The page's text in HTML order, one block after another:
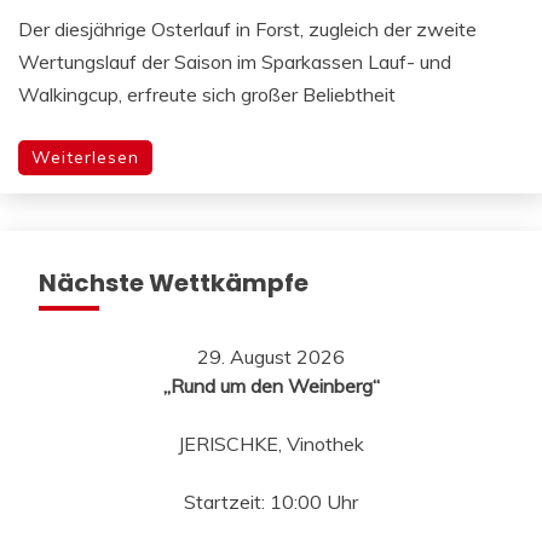
Der diesjährige Osterlauf in Forst, zugleich der zweite
Wertungslauf der Saison im Sparkassen Lauf- und
Walkingcup, erfreute sich großer Beliebtheit
Weiterlesen
Nächste Wettkämpfe
29. August 2026
„Rund um den Weinberg“
JERISCHKE, Vinothek
Startzeit: 10:00 Uhr